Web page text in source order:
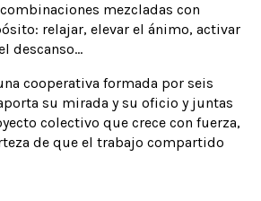
mezcladas con
relajar, elevar el ánimo, activar
descanso...
cooperativa formada por seis
su mirada y su oficio y juntas
colectivo que crece con fuerza,
de que el trabajo compartido